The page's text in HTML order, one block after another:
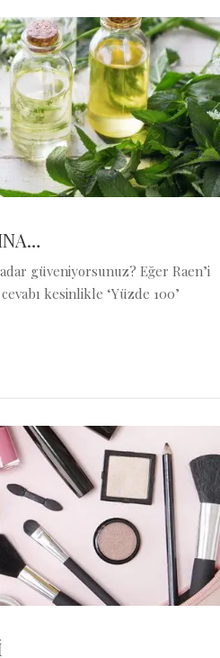
güveniyorsunuz? Eğer Raen’i
kesinlikle ‘Yüzde 100’